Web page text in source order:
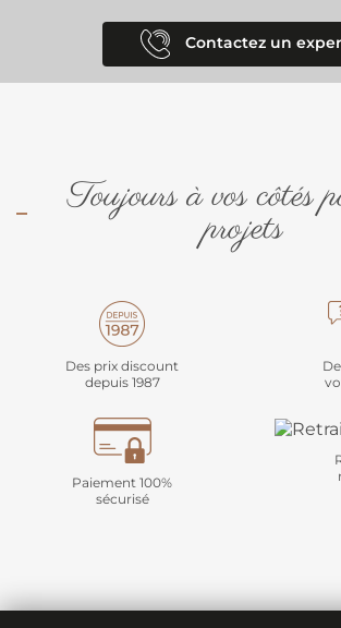
Contactez un
Toujours à vos côtés
projets
Des prix discount
depuis 1987
Paiement 100%
sécurisé